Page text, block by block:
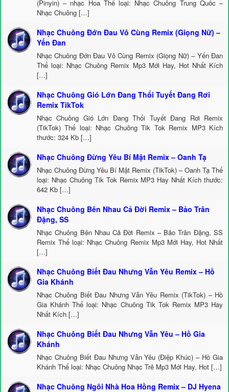
(Pinyin) – nhạc Hoa Thể loại: Nhạc Chuông Trung Quốc –
Nhạc Chuông […]
Nhạc Chuông Đớn Đau Vô Cùng Remix (Giọng Nữ) –
Yến Đan
Nhạc Chuông Đớn Đau Vô Cùng Remix (Giọng Nữ) – Yến Đan
Thể loại: Nhạc Chuông Remix Mp3 Mới Hay, Hot Nhất Kích
[…]
Nhạc Chuông Gió Lớn Đang Thổi Tuyết Đang Rơi
Remix TikTok
Nhạc Chuông Gió Lớn Đang Thổi Tuyết Đang Rơi Remix
(TikTok) Thể loại: Nhạc Chuông Tik Tok Remix MP3 Kích
thước: 324 Kb […]
Nhạc Chuông Đừng Yêu Bí Mật Remix – Oanh Tạ
Nhạc Chuông Đừng Yêu Bí Mật Remix (TikTok) – Oanh Tạ Thể
loại: Nhạc Chuông Tik Tok Remix MP3 Hay Nhất Kích thước:
642 Kb […]
Nhạc Chuông Bên Nhau Cả Đời Remix – Bảo Trân
Đặng, SS
Nhạc Chuông Bên Nhau Cả Đời Remix – Bảo Trân Đặng, SS
Remix Thể loại: Nhạc Chuông Remix Mp3 Mới Hay, Hot Nhất
[…]
Nhạc Chuông Biết Đau Nhưng Vẫn Yêu Remix – Hồ
Gia Khánh
Nhạc Chuông Biết Đau Nhưng Vẫn Yêu Remix (TikTok) – Hồ
Gia Khánh Thể loại: Nhạc Chuông Tik Tok Remix MP3 Hay
Nhất Kích […]
Nhạc Chuông Biết Đau Nhưng Vẫn Yêu – Hồ Gia
Khánh
Nhạc Chuông Biết Đau Nhưng Vẫn Yêu (Điệp Khúc) – Hồ Gia
Khánh Thể loại: Nhạc Chuông Nhạc Trẻ Mp3 Mới Hay, Hot […]
Nhạc Chuông Ngôi Nhà Hoa Hồng Remix – DJ Hyena